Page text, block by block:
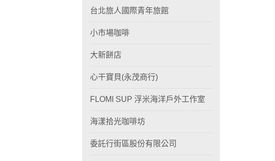
台北旅人國際青年旅館
小市場咖啡
大新餅店
心干寶貝(永茂商行)
FLOMI SUP 浮米海洋戶外工作室
海漾拾光咖啡坊
委託行街區股份有限公司